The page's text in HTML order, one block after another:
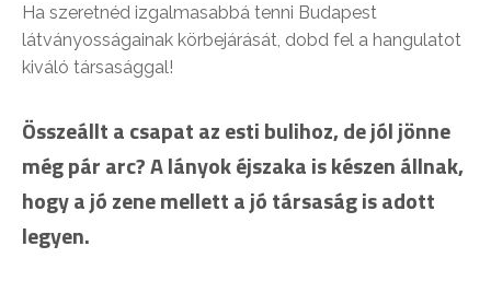
Ha szeretnéd izgalmasabbá tenni Budapest
látványosságainak körbejárását, dobd fel a hangulatot
kiváló társasággal!
Összeállt a csapat az esti bulihoz, de jól jönne
még pár arc? A lányok éjszaka is készen állnak,
hogy a jó zene mellett a jó társaság is adott
legyen.